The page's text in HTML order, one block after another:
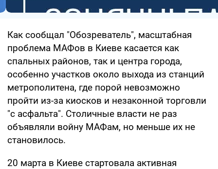
Как сообщал "Обозреватель", масштабная
проблема МАФов в Киеве касается как
спальных районов, так и центра города,
особенно участков около выхода из станций
метрополитена, где порой невозможно
пройти из-за киосков и незаконной торговли
"с асфальта". Столичные власти не раз
объявляли войну МАФам, но меньше их не
становилось.
20 марта в Киеве стартовала активная